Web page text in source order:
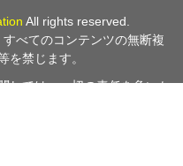
All rights reserved.
べてのコンテンツの無断複
を禁じます。
しては、一切の責任を負いか